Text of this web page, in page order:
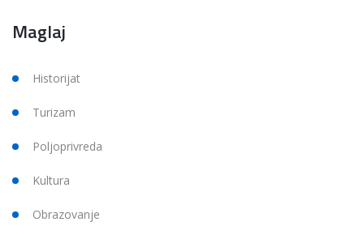
Maglaj
Historijat
Turizam
Poljoprivreda
Kultura
Obrazovanje